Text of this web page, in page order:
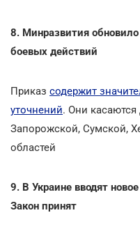
8. Минразвития
боевых действий
Приказ содержит
уточнений. Они
Запорожской, Сумской,
областей
9. В Украине вводят
Закон принят